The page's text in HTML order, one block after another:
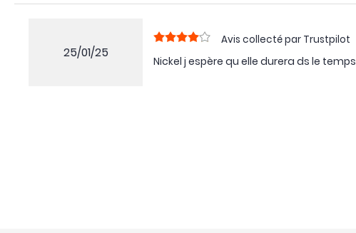
25/01/25
Avis collecté par Trustpilot
Nickel j espère qu elle durera ds le temps